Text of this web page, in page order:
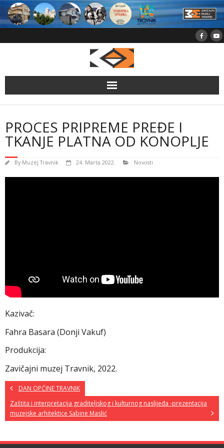
Skip
content
PROCES PRIPREME PREĐE I
TKANJE PLATNA OD KONOPLJE
By Muzej Travnik 24. Marta 2022. Novosti
Kazivač:
Fahra Basara (Donji Vakuf)
Produkcija:
Zavičajni muzej Travnik, 2022.
DAN OPĆINE TRAVNIK
Zaštita i interpretacija graditeljskog i kulturnog naslijeđa -prezentacija
muzejske arhitektice Sabine Maslić